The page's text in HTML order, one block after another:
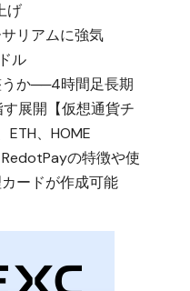
げ
リアムに強気
ル
か──4時間足長期
展開【仮想通貨チ
ETH、HOME
の特徴や使
ードが作成可能